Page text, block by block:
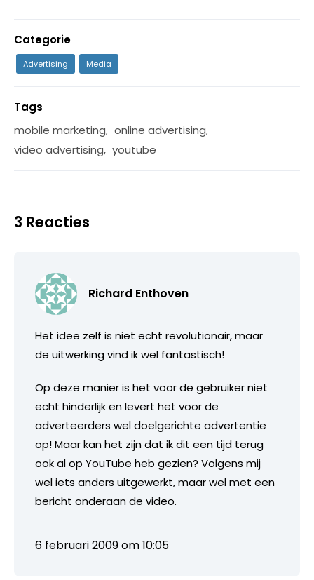
Categorie
Advertising Media
Tags
mobile marketing, online advertising,
video advertising, youtube
3 Reacties
Richard Enthoven
Het idee zelf is niet echt revolutionair, maar
de uitwerking vind ik wel fantastisch!
Op deze manier is het voor de gebruiker niet
echt hinderlijk en levert het voor de
adverteerders wel doelgerichte advertentie
op! Maar kan het zijn dat ik dit een tijd terug
ook al op YouTube heb gezien? Volgens mij
wel iets anders uitgewerkt, maar wel met een
bericht onderaan de video.
6 februari 2009 om 10:05